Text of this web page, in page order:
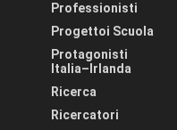
Professionisti
Progettoi Scuola
Protagonisti
Italia–Irlanda
Ricerca
Ricercatori